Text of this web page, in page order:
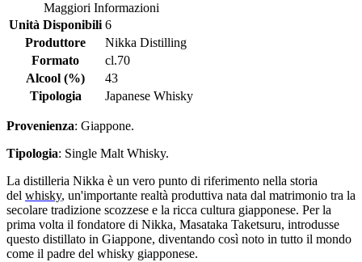
Maggiori Informazioni
Unità Disponibili 6
Produttore
Nikka Distilling
Formato
cl.70
Alcool (%)
43
Tipologia
Japanese Whisky
Provenienza: Giappone.
Tipologia: Single Malt Whisky.
La distilleria Nikka è un vero punto di riferimento nella storia
del whisky, un'importante realtà produttiva nata dal matrimonio tra la
secolare tradizione scozzese e la ricca cultura giapponese. Per la
prima volta il fondatore di Nikka, Masataka Taketsuru, introdusse
questo distillato in Giappone, diventando così noto in tutto il mondo
come il padre del whisky giapponese.